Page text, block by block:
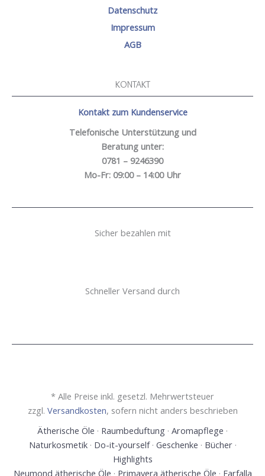
Datenschutz
Impressum
AGB
KONTAKT
Kontakt zum Kundenservice
Telefonische Unterstützung und
Beratung unter:
0781 – 9246390
Mo-Fr: 09:00 – 14:00 Uhr
Sicher bezahlen mit
Schneller Versand durch
* Alle Preise inkl. gesetzl. Mehrwertsteuer
zzgl. Versandkosten, sofern nicht anders beschrieben
Ätherische Öle · Raumbeduftung · Aromapflege ·
Naturkosmetik· Do-it-yourself· Geschenke · Bücher·
Highlights
Neumond ätherische Öle · Primavera ätherische Öle · Farfalla